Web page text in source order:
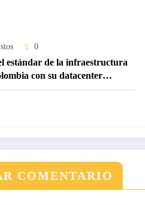
0
estándar de la infraestructura
con su datacenter
IV de ICREA
COMENTARIO